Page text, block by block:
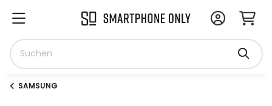
SAMSUNG